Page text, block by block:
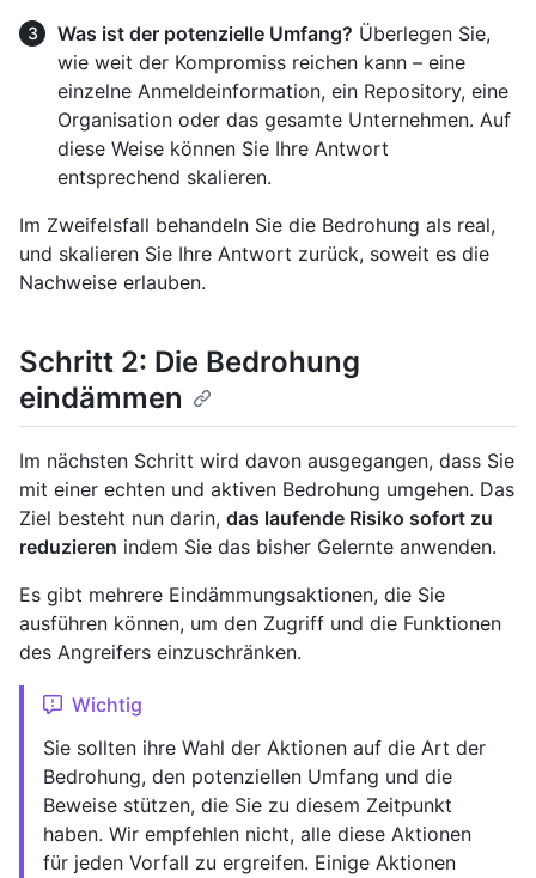
Was ist der potenzielle Umfang? Überlegen Sie,
wie weit der Kompromiss reichen kann – eine
einzelne Anmeldeinformation, ein Repository, eine
Organisation oder das gesamte Unternehmen. Auf
diese Weise können Sie Ihre Antwort
entsprechend skalieren.
Im Zweifelsfall behandeln Sie die Bedrohung als real,
und skalieren Sie Ihre Antwort zurück, soweit es die
Nachweise erlauben.
Schritt 2: Die Bedrohung
eindämmen
Im nächsten Schritt wird davon ausgegangen, dass Sie
mit einer echten und aktiven Bedrohung umgehen. Das
Ziel besteht nun darin, das laufende Risiko sofort zu
reduzieren indem Sie das bisher Gelernte anwenden.
Es gibt mehrere Eindämmungsaktionen, die Sie
ausführen können, um den Zugriff und die Funktionen
des Angreifers einzuschränken.
Wichtig
Sie sollten ihre Wahl der Aktionen auf die Art der
Bedrohung, den potenziellen Umfang und die
Beweise stützen, die Sie zu diesem Zeitpunkt
haben. Wir empfehlen nicht, alle diese Aktionen
für jeden Vorfall zu ergreifen. Einige Aktionen